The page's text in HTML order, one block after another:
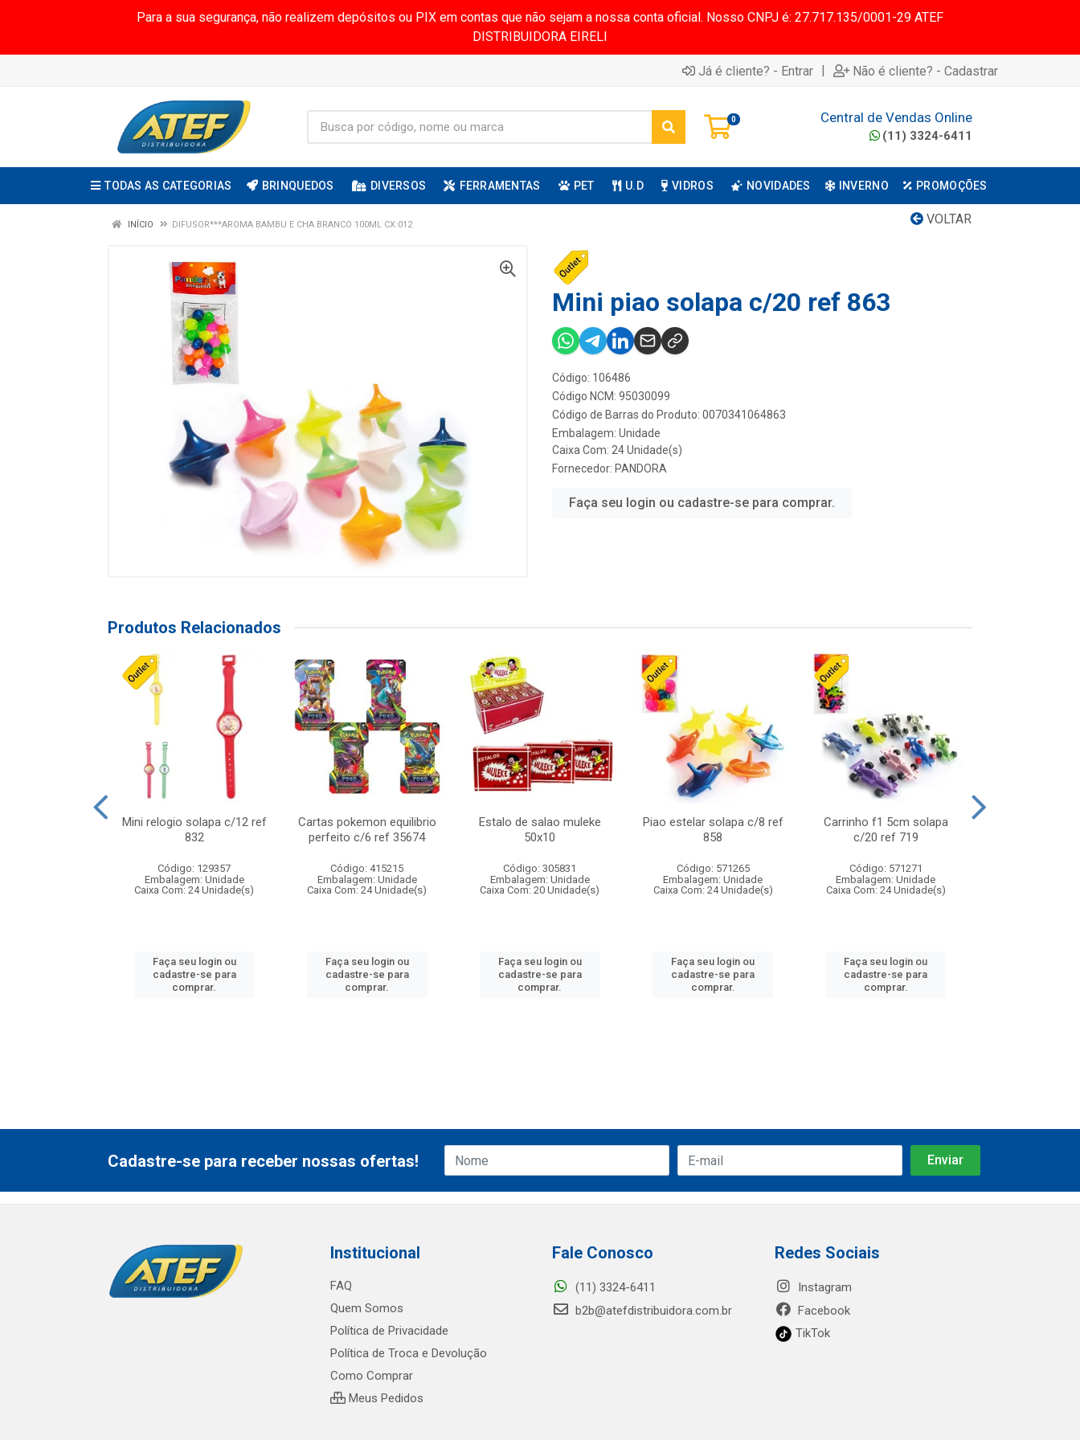
Para a sua segurança, não realizem depósitos ou PIX em contas que não sejam a nossa conta oficial. Nosso CNPJ é: 27.717.135/0001-29 ATEF
DISTRIBUIDORA EIRELI
Já é cliente? - Entrar | Não é cliente? - Cadastrar
0 Central de Vendas Online
(11) 3324-6411
TODAS AS CATEGORIAS BRINQUEDOS DIVERSOS FERRAMENTAS PET U.D VIDROS NOVIDADES INVERNO PROMOÇÕES
VOLTAR
INÍCIO DIFUSOR***AROMA BAMBU E CHA BRANCO 100ML CX:012
Mini piao solapa c/20 ref 863
Código: 106486
Código NCM: 95030099
Código de Barras do Produto: 0070341064863
Embalagem: Unidade
Caixa Com: 24 Unidade(s)
Fornecedor: PANDORA
Faça seu login ou cadastre-se para comprar.
Produtos Relacionados
Mini relogio solapa c/12 ref
832
Código: 129357
Embalagem: Unidade
Caixa Com: 24 Unidade(s)
Faça seu login ou
cadastre-se para
comprar.
Cartas pokemon equilibrio
perfeito c/6 ref 35674
Código: 415215
Embalagem: Unidade
Caixa Com: 24 Unidade(s)
Faça seu login ou
cadastre-se para
comprar.
Estalo de salao muleke
50x10
Código: 305831
Embalagem: Unidade
Caixa Com: 20 Unidade(s)
Faça seu login ou
cadastre-se para
comprar.
Piao estelar solapa c/8 ref
858
Código: 571265
Embalagem: Unidade
Caixa Com: 24 Unidade(s)
Faça seu login ou
cadastre-se para
comprar.
Carrinho f1 5cm solapa
c/20 ref 719
Código: 571271
Embalagem: Unidade
Caixa Com: 24 Unidade(s)
Faça seu login ou
cadastre-se para
comprar.
Cadastre-se para receber nossas ofertas!
Institucional
FAQ
Quem Somos
Política de Privacidade
Política de Troca e Devolução
Como Comprar
Meus Pedidos
Fale Conosco
(11) 3324-6411
b2b@atefdistribuidora.com.br
Redes Sociais
Instagram
Facebook
TikTok